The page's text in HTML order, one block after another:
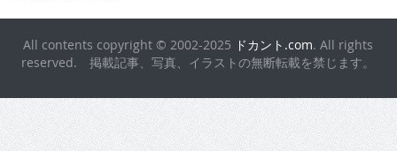
All contents copyright © 2002-2025 ドカント.com. All rights
reserved. 掲載記事、写真、イラストの無断転載を禁じます。